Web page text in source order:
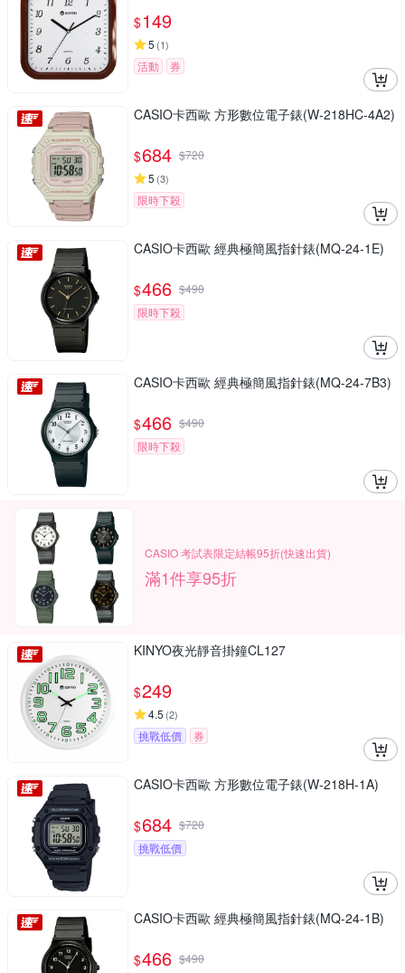
$149
5 (1)
活動 券
CASIO卡西歐 方形數位電子錶(W-218HC-4A2)
$684 $720
5 (3)
限時下殺
CASIO卡西歐 經典極簡風指針錶(MQ-24-1E)
$466 $490
限時下殺
CASIO卡西歐 經典極簡風指針錶(MQ-24-7B3)
$466 $490
限時下殺
CASIO 考試表限定結帳95折(快速出貨)
滿1件享95折
KINYO夜光靜音掛鐘CL127
$249
4.5 (2)
挑戰低價 券
CASIO卡西歐 方形數位電子錶(W-218H-1A)
$684 $720
挑戰低價
CASIO卡西歐 經典極簡風指針錶(MQ-24-1B)
$466 $490